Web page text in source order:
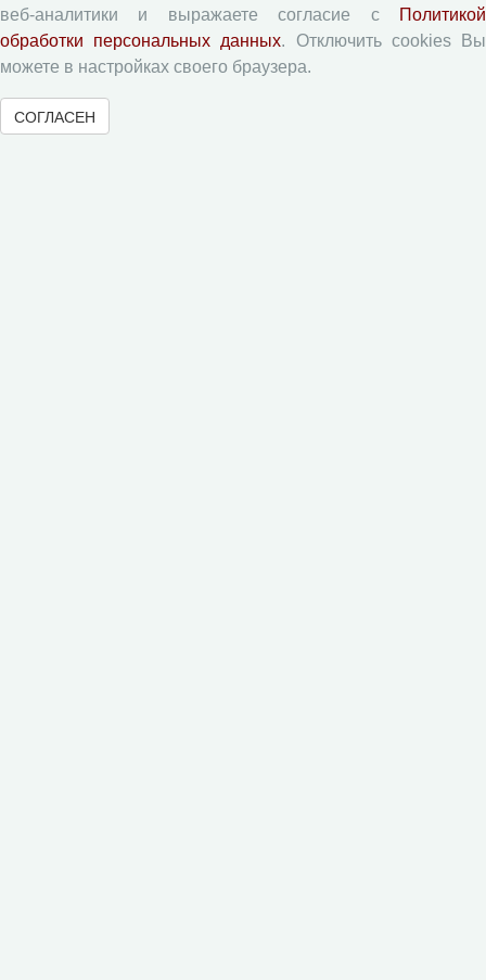
Текущий номер (Том 19, №3, 2026)
Архив
Рубрики
Авторы
веб-аналитики и выражаете согласие с
Политикой
обработки персональных данных. Отключить cookies Вы
можете в настройках своего браузера.
СОГЛАСЕН